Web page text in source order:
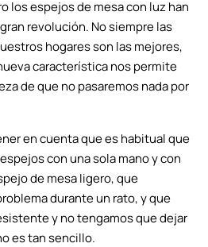
los espejos de mesa con luz han
revolución. No siempre las
hogares son las mejores,
característica nos permite
de que no pasaremos nada por
en cuenta que es habitual que
con una sola mano y con
de mesa ligero, que
durante un rato, y que
y no tengamos que dejar
es tan sencillo.